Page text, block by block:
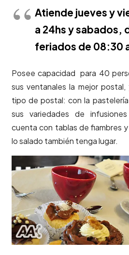
Atiende jueves y
a 24hs y sabados,
feriados de 08:30
Posee capacidad para 40
sus ventanales la mejor
tipo de postal: con la
sus variedades de
cuenta con tablas de fiambres
lo salado también tenga lugar.